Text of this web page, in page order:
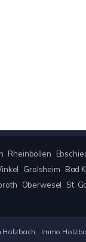
Rheinböllen
Grolsheim Bad
Oberwesel St.
Holzbach Immo